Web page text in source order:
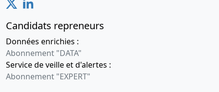
Candidats repreneurs
Données enrichies :
Abonnement "DATA"
Service de veille et d'alertes :
Abonnement "EXPERT"